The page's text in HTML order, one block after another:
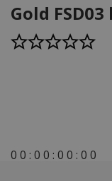
Gold
0 0 : 0 0 : 0 0 : 0 0